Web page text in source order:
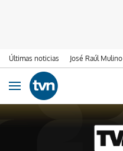
Últimas noticias José Raúl Mulino
Ir al contenido
Obrir navegació